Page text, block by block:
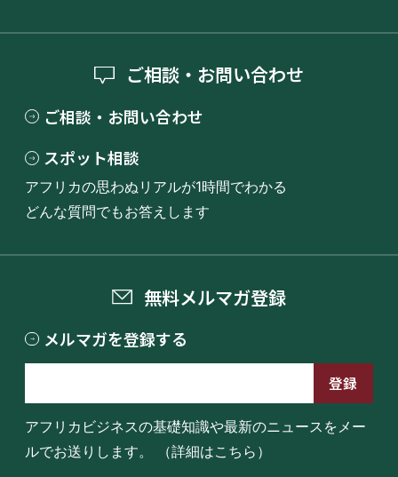
ご相談・お問い合わせ
ご相談・お問い合わせ
スポット相談
アフリカの思わぬリアルが1時間でわかる
どんな質問でもお答えします
無料メルマガ登録
メルマガを登録する
アフリカビジネスの基礎知識や最新のニュースをメー
ルでお送りします。
（詳細はこちら）